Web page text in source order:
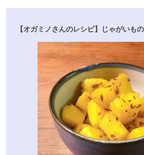
【オガミノさんのレシピ】じゃがいも